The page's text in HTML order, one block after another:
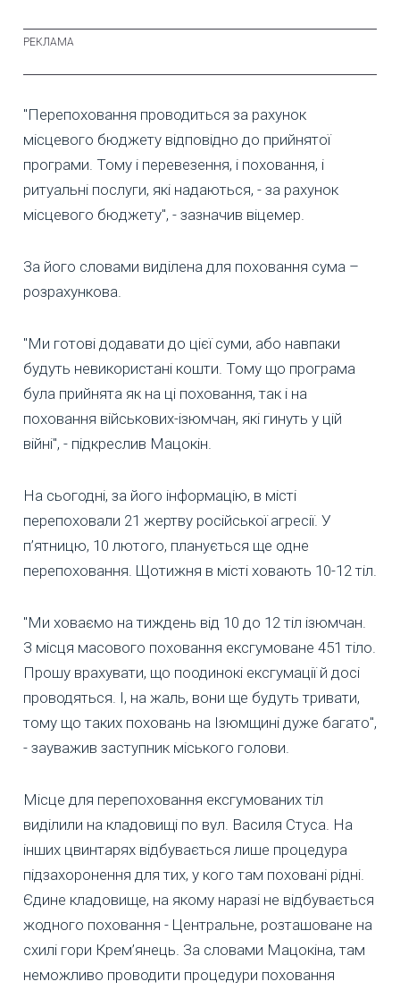
"Перепоховання проводиться за рахунок
місцевого бюджету відповідно до прийнятої
програми. Тому і перевезення, і поховання, і
ритуальні послуги, які надаються, - за рахунок
місцевого бюджету", - зазначив віцемер.
За його словами виділена для поховання сума –
розрахункова.
"Ми готові додавати до цієї суми, або навпаки
будуть невикористані кошти. Тому що програма
була прийнята як на ці поховання, так і на
поховання військових-ізюмчан, які гинуть у цій
війні", - підкреслив Мацокін.
На сьогодні, за його інформацію, в місті
перепоховали 21 жертву російської агресії. У
п’ятницю, 10 лютого, планується ще одне
перепоховання. Щотижня в місті ховають 10-12 тіл.
"Ми ховаємо на тиждень від 10 до 12 тіл ізюмчан.
З місця масового поховання ексгумоване 451 тіло.
Прошу врахувати, що поодинокі ексгумації й досі
проводяться. І, на жаль, вони ще будуть тривати,
тому що таких поховань на Ізюмщині дуже багато",
- зауважив заступник міського голови.
Місце для перепоховання ексгумованих тіл
виділили на кладовищі по вул. Василя Стуса. На
інших цвинтарях відбувається лише процедура
підзахоронення для тих, у кого там поховані рідні.
Єдине кладовище, на якому наразі не відбувається
жодного поховання - Центральне, розташоване на
схилі гори Крем’янець. За словами Мацокіна, там
неможливо проводити процедури поховання